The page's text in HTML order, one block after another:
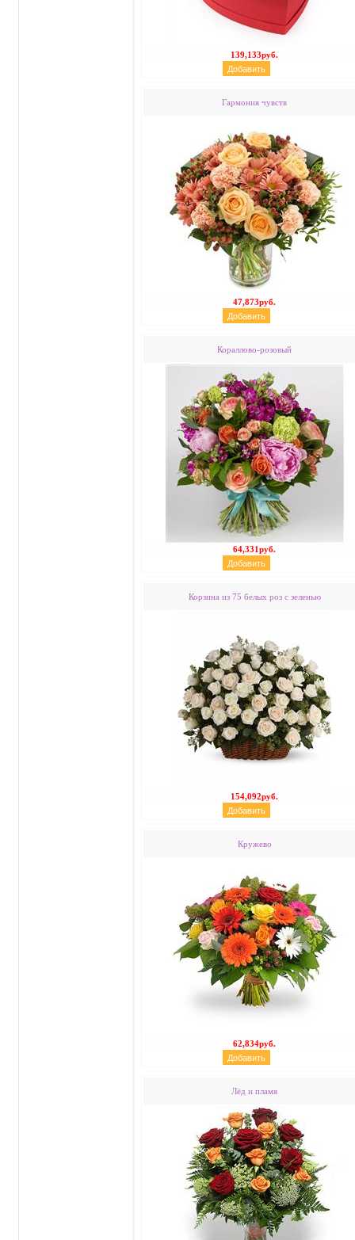
139,133руб.
Гармония чувств
47,873руб.
Кораллово-розовый
64,331руб.
Корзина из 75 белых роз с зеленью
154,092руб.
Кружево
62,834руб.
Лёд и пламя